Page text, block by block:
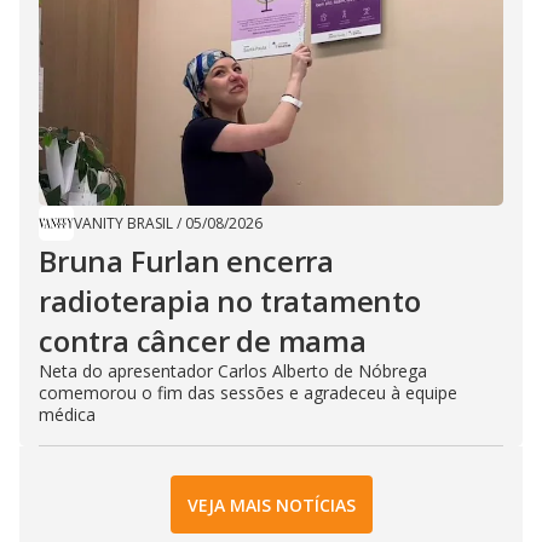
VANITY BRASIL/ 05/08/2026
Bruna Furlan encerra
radioterapia no tratamento
contra câncer de mama
Neta do apresentador Carlos Alberto de Nóbrega
comemorou o fim das sessões e agradeceu à equipe
médica
VEJA MAIS NOTÍCIAS